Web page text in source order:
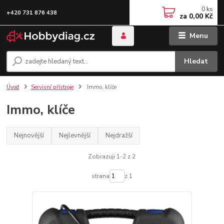
Menu
Hledat
+420 731 876 438 0 ks
za 0,00 Kč
Úvod Servisní přístroje Immo, klíče
Immo, klíče
Nejnovější Nejlevnější Nejdražší
Zobrazuji 1-2 z 2
strana z 1